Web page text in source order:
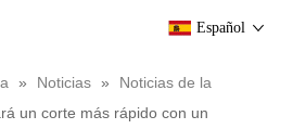
Español
» Noticias »
Noticias de la
un corte más rápido con un